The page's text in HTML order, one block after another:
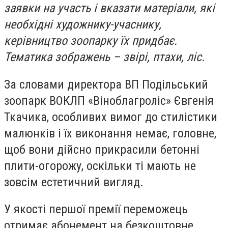
заявки на участь і вказати матеріали, які
необхідні художнику-учаснику,
керівництво зоопарку їх придбає.
Тематика зображень – звірі, птахи, ліс.
За словами директора ВП Подільський
зоопарк ВОКЛП «Віноблагроліс» Євгенія
Ткачика, особливих вимог до стилістики
малюнків і їх виконання немає, головне,
щоб вони дійсно прикрасили бетонні
плити-огорожу, оскільки ті мають не
зовсім естетичний вигляд.
У якості першої премії переможець